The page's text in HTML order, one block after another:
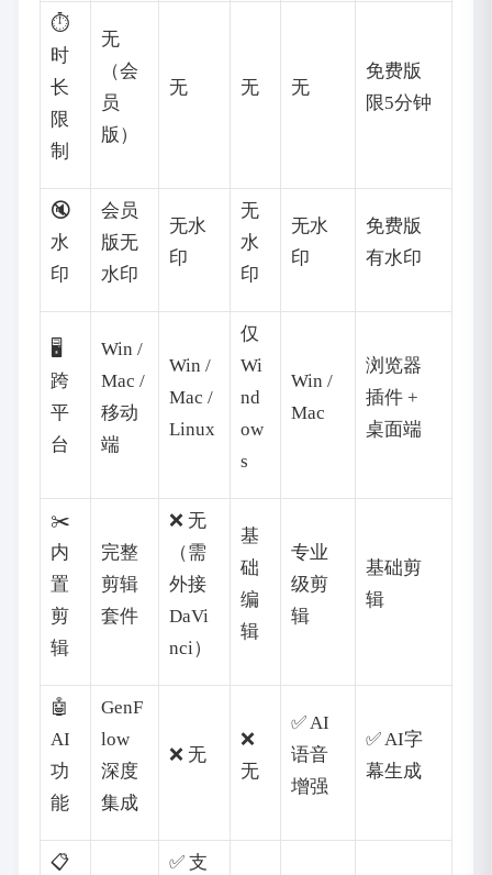
⏱️
时
长
限
制
无
（会
员
版）
无 无 无
免费版
限5分钟
🔇
水
印
会员
版无
水印
无水
印
无
水
印
无水
印
免费版
有水印
🖥️
跨
平
台
Win /
Mac /
移动
端
Win /
Mac /
Linux
仅
Wi
nd
ow
s
Win /
Mac
浏览器
插件 +
桌面端
✂️
内
置
剪
辑
完整
剪辑
套件
❌ 无
（需
外接
DaVi
nci）
基
础
编
辑
专业
级剪
辑
基础剪
辑
🤖
AI
功
能
GenF
low
深度
集成
❌ 无
❌
无
✅ AI
语音
增强
✅ AI字
幕生成
📋
✅ 支